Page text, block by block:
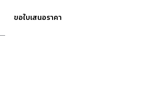
ขอใบเสนอราคา